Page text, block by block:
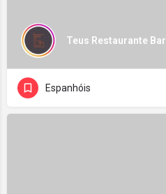
Teus Restaurante Bar
Espanhóis